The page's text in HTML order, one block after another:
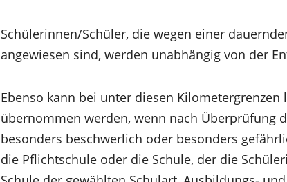
Schülerinnen/Schüler, die wegen einer
angewiesen sind, werden unabhängig von der
Ebenso kann bei unter diesen
übernommen werden, wenn nach Überprüfung
besonders beschwerlich oder besonders
die Pflichtschule oder die Schule, der die